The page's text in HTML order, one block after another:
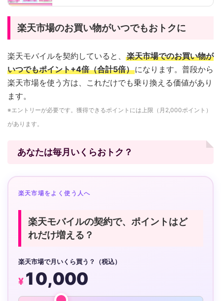
楽天市場のお買い物がいつでもおトクに
楽天モバイルを契約していると、 楽天市場でのお買い物が
いつでもポイント+4倍（合計5倍）になります。普段から
楽天市場を使う方は、これだけでも乗り換える価値があり
ます。
※エントリーが必要です。獲得できるポイントには上限（月2,000ポイント）
があります。
あなたは毎月いくらおトク？
楽天市場をよく使う人へ
楽天モバイルの契約で、ポイントはど
れだけ増える？
楽天市場で月いくら買う？（税込）
¥10,000